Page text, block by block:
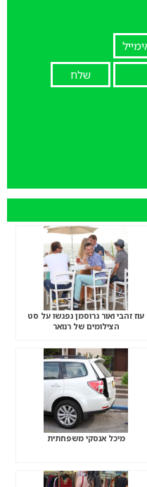
עוז זהבי ואור גרוסמן נפגשו על סט
הצילומים של רנואר
מיכל אנסקי משפחתית